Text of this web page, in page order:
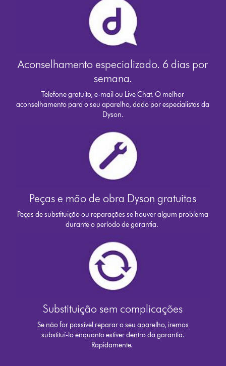
Aconselhamento especializado. 6 dias por
semana.
Telefone gratuito, e-mail ou Live Chat. O melhor
aconselhamento para o seu aparelho, dado por especialistas da
Dyson.
Peças e mão de obra Dyson gratuitas
Peças de substituição ou reparações se houver algum problema
durante o período de garantia.
Substituição sem complicações
Se não for possível reparar o seu aparelho, iremos
substituí-lo enquanto estiver dentro da garantia.
Rapidamente.